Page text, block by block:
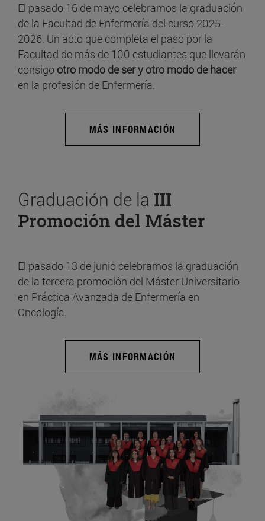
El pasado 16 de mayo celebramos la graduación
de la Facultad de Enfermería del curso 2025-
2026. Un acto que completa el paso por la
Facultad de más de 100 estudiantes que llevarán
consigo otro modo de ser y otro modo de hacer
en la profesión de Enfermería.
MÁS INFORMACIÓN
Graduación de la III
Promoción del Máster
El pasado 13 de junio celebramos la graduación
de la tercera promoción del Máster Universitario
en Práctica Avanzada de Enfermería en
Oncología.
MÁS INFORMACIÓN